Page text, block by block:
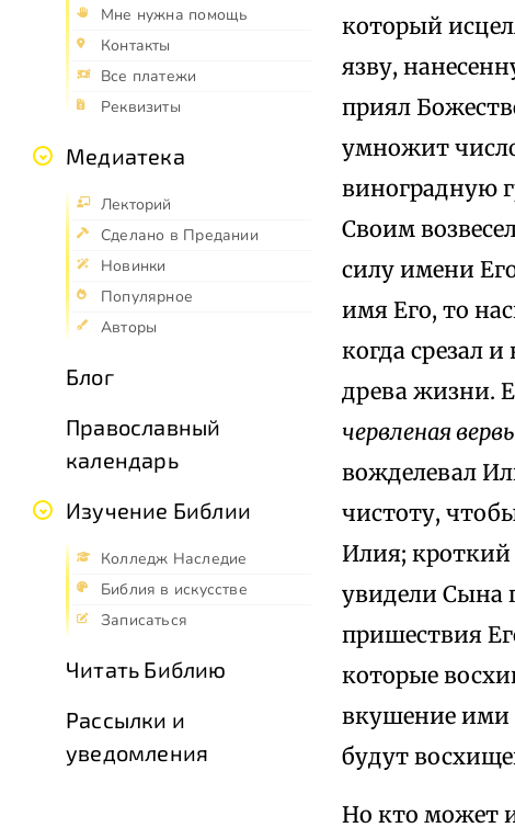
Мне нужна помощь
Контакты
Все платежи
Реквизиты
Медиатека
Лекторий
Сделано в Предании
Новинки
Популярное
Авторы
Блог
Православный
календарь
Изучение Библии
Колледж Наследие
Библия в искусстве
Записаться
Читать Библию
Рассылки и
уведомления
который
язву,
приял
умножит
виноградную
Своим
силу имени
имя Его, то
когда срезал
древа жизни.
червленая вервь
вожделевал
чистоту,
Илия;
увидели Сына
пришествия
которые
вкушение ими
будут
Но кто может